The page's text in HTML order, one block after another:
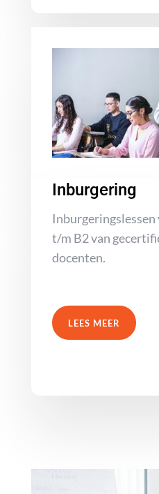
Inburgering
t/m B2 van
docenten.
LEES MEER